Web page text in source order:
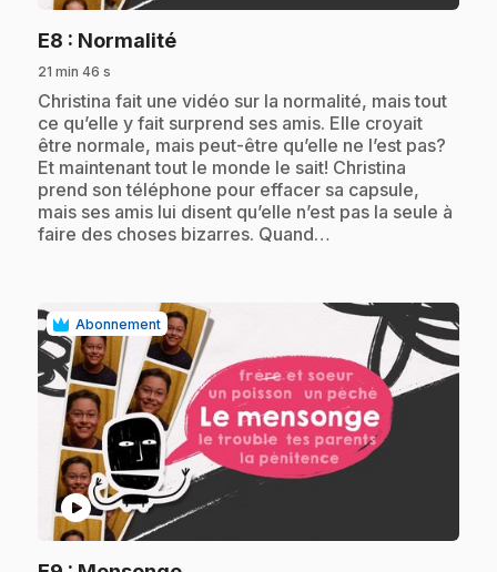
E8 : Normalité.
21 min 46 s
.Christina fait une vidéo sur la normalité, mais tout
ce qu’elle y fait surprend ses amis. Elle croyait
être normale, mais peut-être qu’elle ne l’est pas?
Et maintenant tout le monde le sait! Christina
prend son téléphone pour effacer sa capsule,
mais ses amis lui disent qu’elle n’est pas la seule à
faire des choses bizarres. Quand…
Abonnement
play_circle